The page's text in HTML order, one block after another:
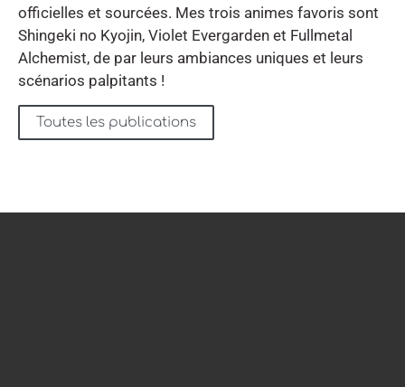
officielles et sourcées. Mes trois animes favoris sont
Shingeki no Kyojin, Violet Evergarden et Fullmetal
Alchemist, de par leurs ambiances uniques et leurs
scénarios palpitants !
Toutes les publications